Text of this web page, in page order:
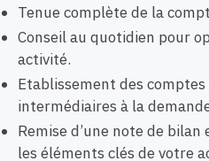
Tenue complète de la
Conseil au quotidien pour
activité.
Etablissement des
intermédiaires à la
Remise d’une note de
les éléments clés de votre